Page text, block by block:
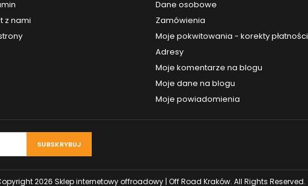
z nami
Dane osobowe
Zamówienia
Moje pokwitowania - korekty płatności
Adresy
Moje komentarze na blogu
Moje dane na blogu
Moje powiadomienia
2026 Sklep internetowy offroadowy | Off Road Kraków. All Rights Reserved.